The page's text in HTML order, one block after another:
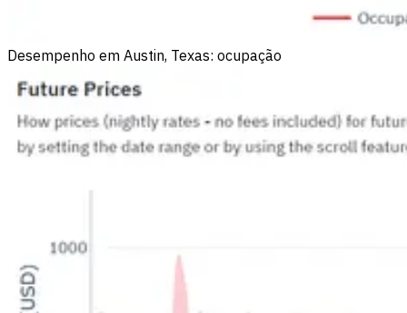
Desempenho em Austin, Texas: ocupação